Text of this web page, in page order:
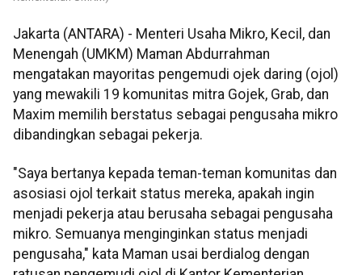
Jakarta (ANTARA) - Menteri Usaha Mikro, Kecil, dan
Menengah (UMKM) Maman Abdurrahman
mengatakan mayoritas pengemudi ojek daring (ojol)
yang mewakili 19 komunitas mitra Gojek, Grab, dan
Maxim memilih berstatus sebagai pengusaha mikro
dibandingkan sebagai pekerja.
"Saya bertanya kepada teman-teman komunitas dan
asosiasi ojol terkait status mereka, apakah ingin
menjadi pekerja atau berusaha sebagai pengusaha
mikro. Semuanya menginginkan status menjadi
pengusaha," kata Maman usai berdialog dengan